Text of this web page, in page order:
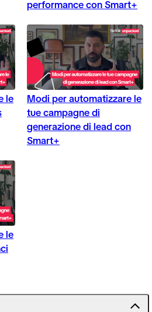
performance con Smart+
le
Modi per automatizzare le
tue campagne di
generazione di lead con
Smart+
le